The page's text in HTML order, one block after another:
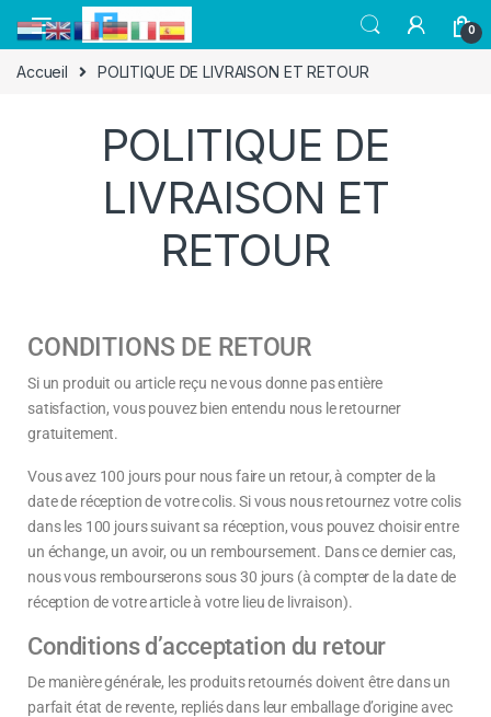
0
Accueil POLITIQUE DE LIVRAISON ET RETOUR
POLITIQUE DE
LIVRAISON ET
RETOUR
CONDITIONS DE RETOUR
Si un produit ou article reçu ne vous donne pas entière
satisfaction, vous pouvez bien entendu nous le retourner
gratuitement.
Vous avez 100 jours pour nous faire un retour, à compter de la
date de réception de votre colis. Si vous nous retournez votre colis
dans les 100 jours suivant sa réception, vous pouvez choisir entre
un échange, un avoir, ou un remboursement. Dans ce dernier cas,
nous vous rembourserons sous 30 jours (à compter de la date de
réception de votre article à votre lieu de livraison).
Conditions d’acceptation du retour
De manière générale, les produits retournés doivent être dans un
parfait état de revente, repliés dans leur emballage d’origine avec